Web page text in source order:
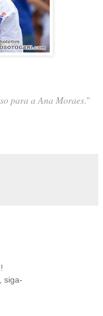
para a Ana Moraes."
siga-